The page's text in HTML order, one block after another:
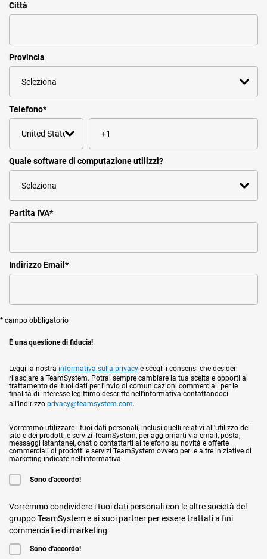
Città
Provincia
Telefono*
Quale software di computazione utilizzi?
Partita IVA*
Indirizzo Email *
* campo obbligatorio
È una questione di fiducia!
Leggi la nostra informativa sulla privacy e scegli i consensi che desideri
rilasciare a TeamSystem. Potrai sempre cambiare la tua scelta e opporti al
trattamento dei tuoi dati per l'invio di comunicazioni commerciali per le
finalità di interesse legittimo descritte nell'informativa contattandoci
all'indirizzo privacy@teamsystem.com.
Vorremmo utilizzare i tuoi dati personali, inclusi quelli relativi all'utilizzo del
sito e dei prodotti e servizi TeamSystem, per aggiornarti via email, posta,
messaggi istantanei, chat o contattarti al telefono su novità e offerte
commerciali di prodotti e servizi TeamSystem ovvero per le altre iniziative di
marketing indicate nell'informativa
Sono d'accordo!
Vorremmo condividere i tuoi dati personali con le altre società del
gruppo TeamSystem e ai suoi partner per essere trattati a fini
commerciali e di marketing
Sono d'accordo!